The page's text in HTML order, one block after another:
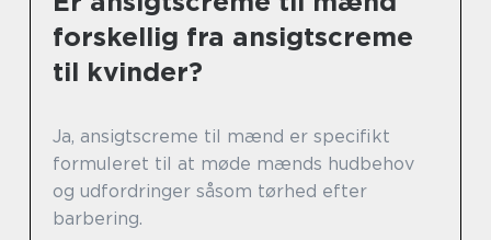
forskellig fra ansigtscreme
til kvinder?
Ja, ansigtscreme til mænd er specifikt
formuleret til at møde mænds hudbehov
og udfordringer såsom tørhed efter
barbering.